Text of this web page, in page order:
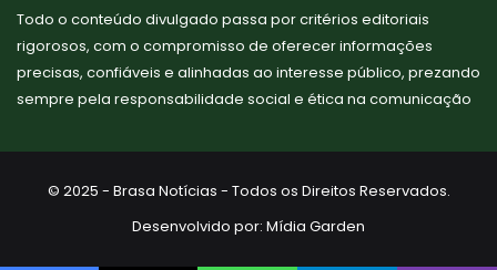
Todo o conteúdo divulgado passa por critérios editoriais
rigorosos, com o compromisso de oferecer informações
precisas, confiáveis e alinhadas ao interesse público, prezando
sempre pela responsabilidade social e ética na comunicação
© 2025 - Brasa Notícias - Todos os Direitos Reservados.
Desenvolvido por: Mídia Garden